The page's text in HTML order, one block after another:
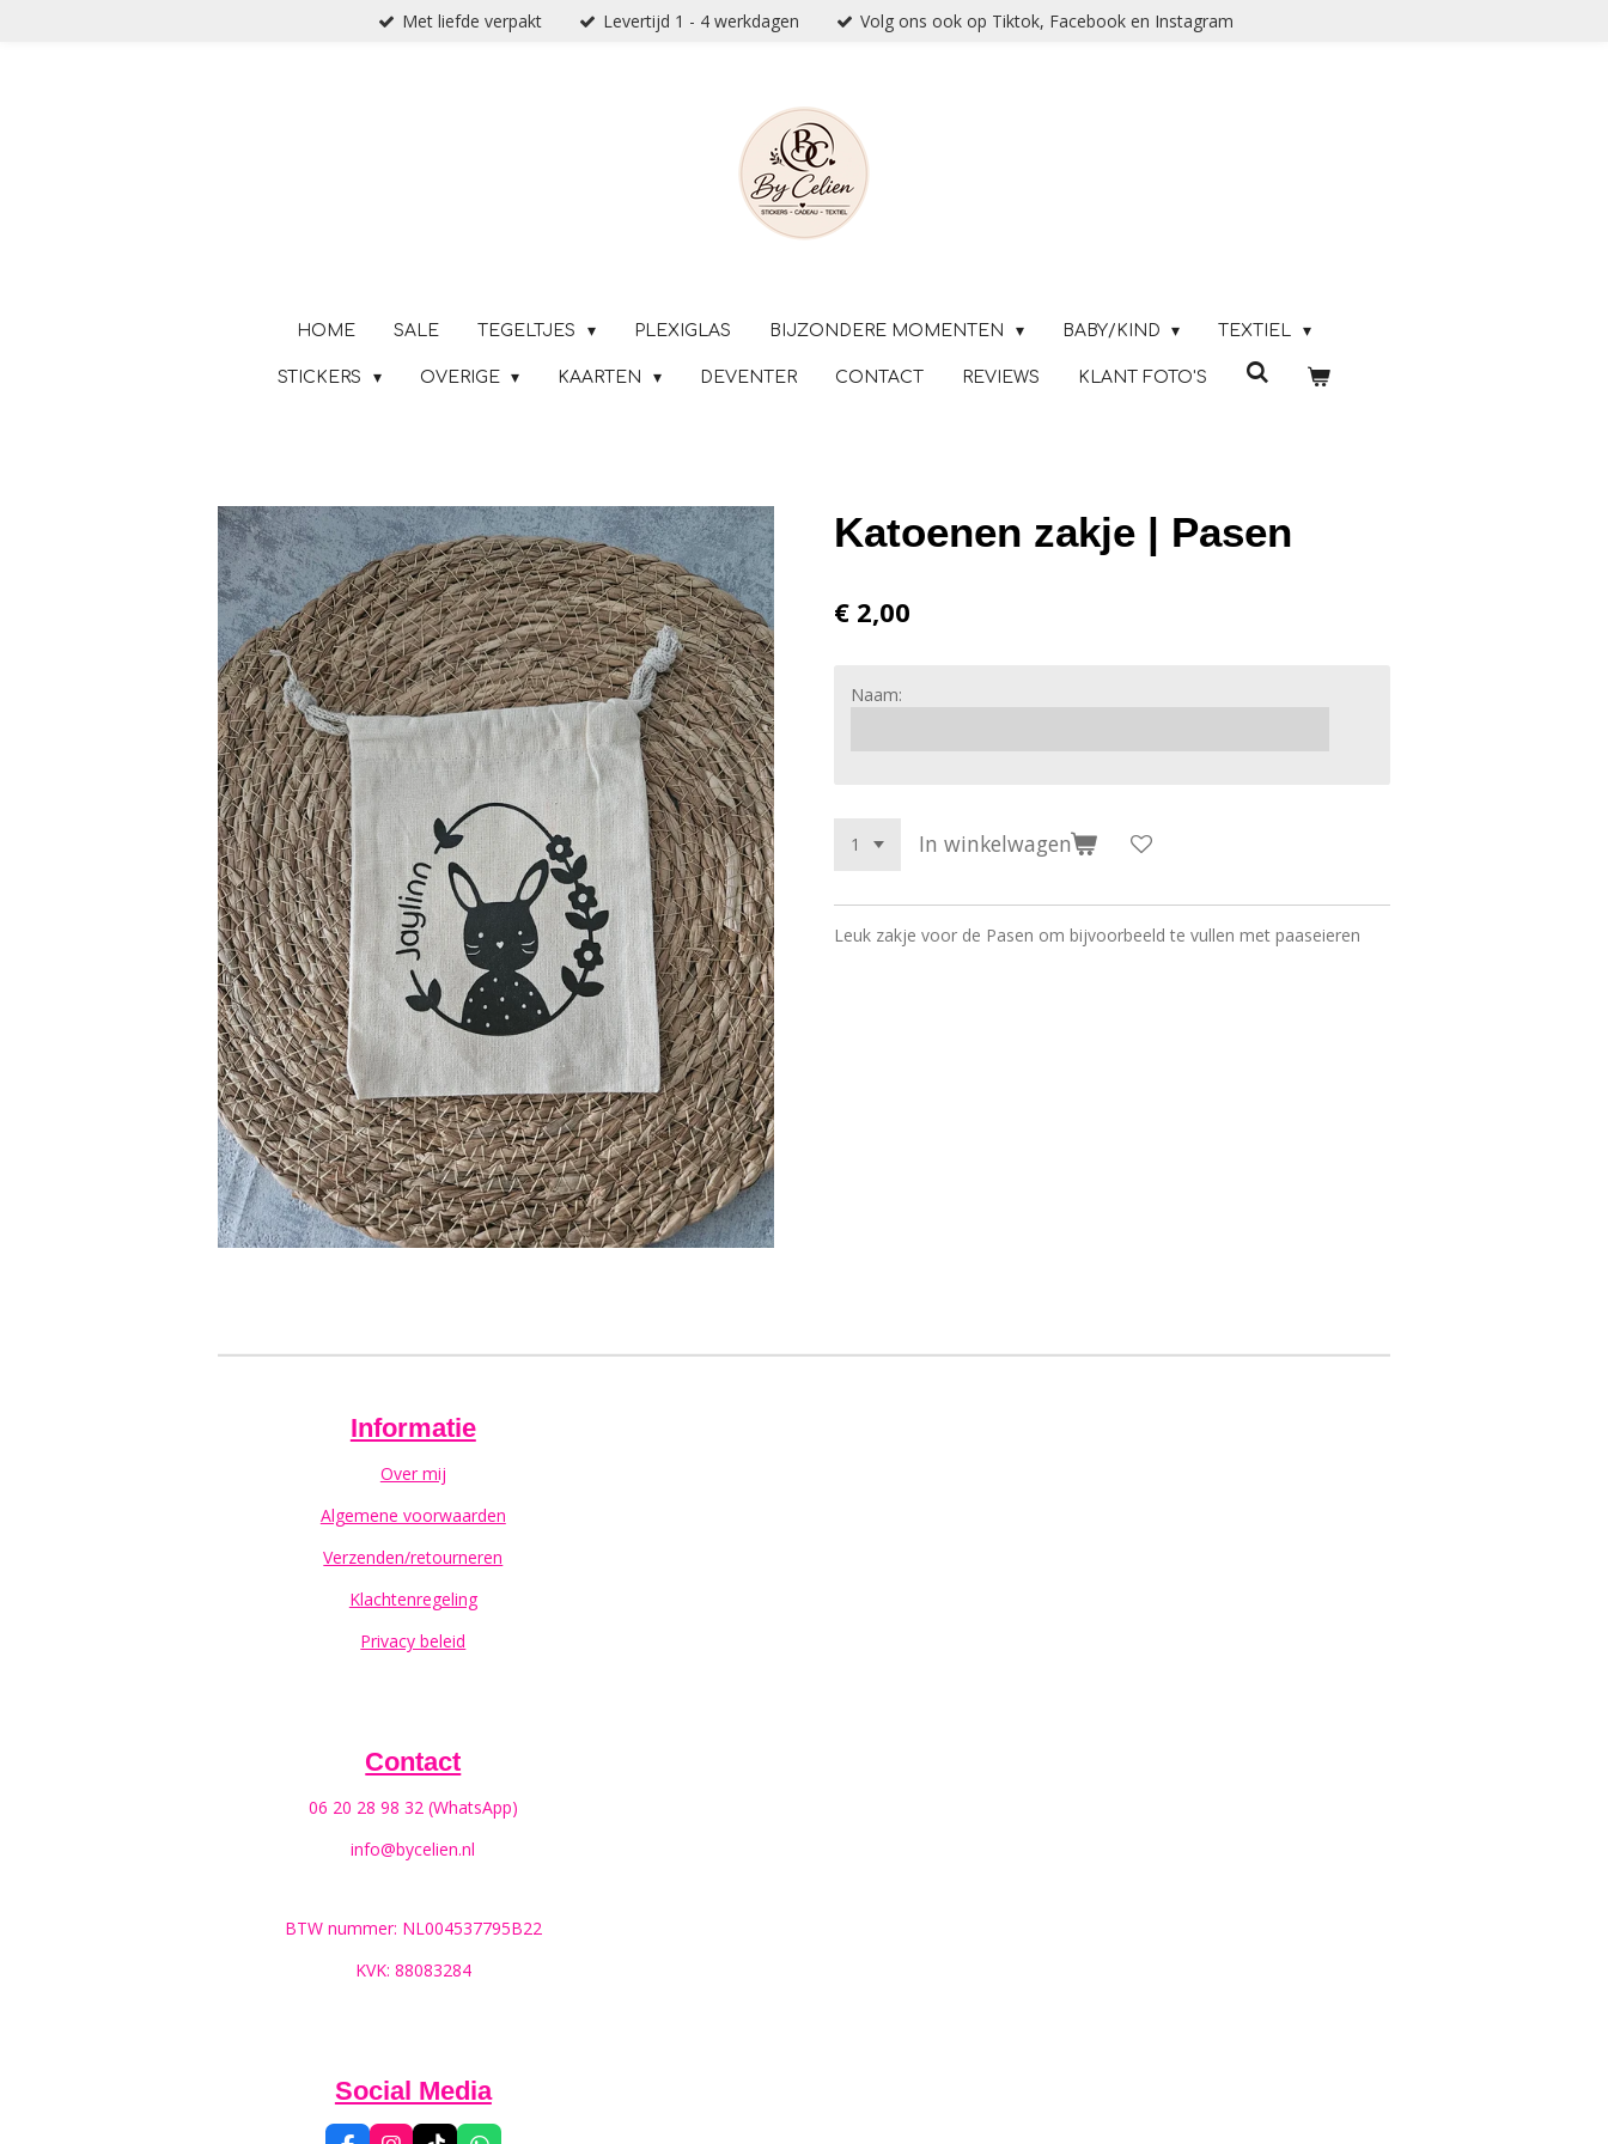
Met liefde verpakt Levertijd 1 - 4 werkdagen Volg ons ook op Tiktok, Facebook en Instagram
HOME SALE TEGELTJES PLEXIGLAS BIJZONDERE MOMENTEN BABY/KIND TEXTIEL
STICKERS OVERIGE KAARTEN DEVENTER CONTACT REVIEWS KLANT FOTO'S
Katoenen zakje | Pasen
€ 2,00
Naam:
In winkelwagen
Leuk zakje voor de Pasen om bijvoorbeeld te vullen met paaseieren
Informatie
Over mij
Algemene voorwaarden
Verzenden/retourneren
Klachtenregeling
Privacy beleid
Contact
06 20 28 98 32 (WhatsApp)
info@bycelien.nl
BTW nummer: NL004537795B22
KVK: 88083284
Social Media